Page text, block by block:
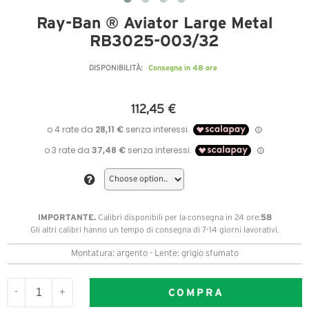
Ray-Ban ® Aviator Large Metal
RB3025-003/32
DISPONIBILITÀ: Consegna in 48 ore
112,45 €
IMPORTANTE.Calibri disponibili per la consegna in 24 ore:58
Gli altri calibri hanno un tempo di consegna di 7-14 giorni lavorativi.
Montatura: argento - Lente: grigio sfumato
- + COMPRA